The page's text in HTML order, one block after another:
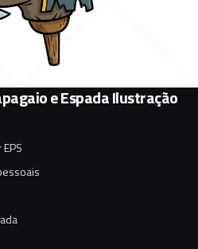
e Espada Ilustração